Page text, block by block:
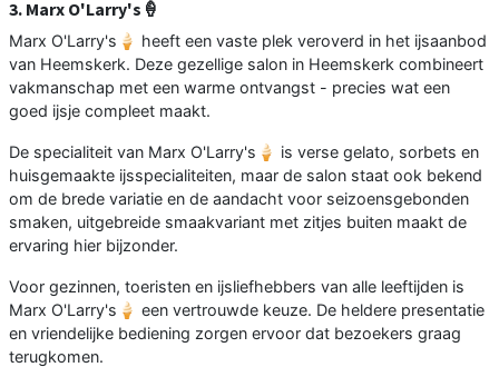
3. Marx O'Larry's🍦
Marx O'Larry's🍦 heeft een vaste plek veroverd in het ijsaanbod
van Heemskerk. Deze gezellige salon in Heemskerk combineert
vakmanschap met een warme ontvangst - precies wat een
goed ijsje compleet maakt.
De specialiteit van Marx O'Larry's🍦 is verse gelato, sorbets en
huisgemaakte ijsspecialiteiten, maar de salon staat ook bekend
om de brede variatie en de aandacht voor seizoensgebonden
smaken, uitgebreide smaakvariant met zitjes buiten maakt de
ervaring hier bijzonder.
Voor gezinnen, toeristen en ijsliefhebbers van alle leeftijden is
Marx O'Larry's🍦 een vertrouwde keuze. De heldere presentatie
en vriendelijke bediening zorgen ervoor dat bezoekers graag
terugkomen.